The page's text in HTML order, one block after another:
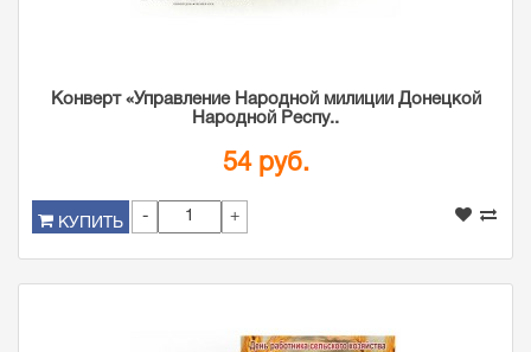
Конверт «Управление Народной милиции Донецкой
Народной Респу..
54 руб.
КУПИТЬ - +